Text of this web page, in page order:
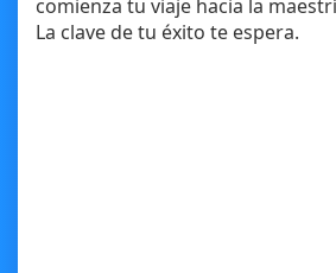
comienza tu viaje hacia la
La clave de tu éxito te espera.